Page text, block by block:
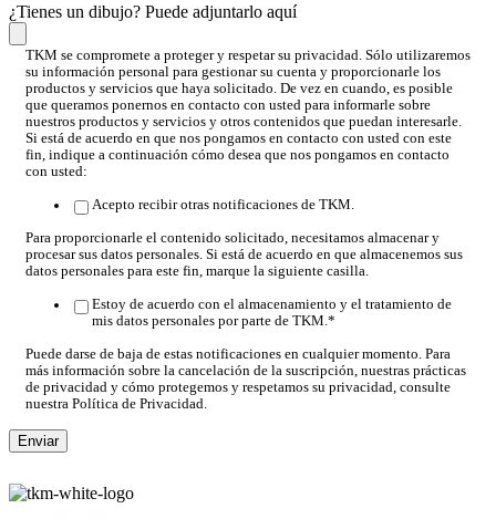
¿Tienes un dibujo? Puede adjuntarlo aquí
TKM se compromete a proteger y respetar su privacidad. Sólo utilizaremos
su información personal para gestionar su cuenta y proporcionarle los
productos y servicios que haya solicitado. De vez en cuando, es posible
que queramos ponernos en contacto con usted para informarle sobre
nuestros productos y servicios y otros contenidos que puedan interesarle.
Si está de acuerdo en que nos pongamos en contacto con usted con este
fin, indique a continuación cómo desea que nos pongamos en contacto
con usted:
Acepto recibir otras notificaciones de TKM.
Para proporcionarle el contenido solicitado, necesitamos almacenar y
procesar sus datos personales. Si está de acuerdo en que almacenemos sus
datos personales para este fin, marque la siguiente casilla.
Estoy de acuerdo con el almacenamiento y el tratamiento de
mis datos personales por parte de TKM. *
Puede darse de baja de estas notificaciones en cualquier momento. Para
más información sobre la cancelación de la suscripción, nuestras prácticas
de privacidad y cómo protegemos y respetamos su privacidad, consulte
nuestra Política de Privacidad.